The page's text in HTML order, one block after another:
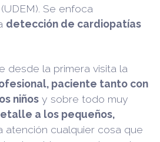
Se enfoca
detección de cardiopatías
desde la primera visita la
paciente tanto con
niños y sobre todo muy
a los pequeños,
atención cualquier cosa que